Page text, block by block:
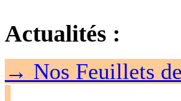
Actualités :
→ Nos Feuillets